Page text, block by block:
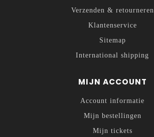
Verzenden & retourneren
Klantenservice
Sitemap
International shipping
MIJN ACCOUNT
Account informatie
Mijn bestellingen
Mijn tickets